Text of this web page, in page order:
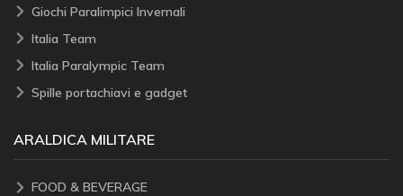
Giochi Paralimpici Invernali
Italia Team
Italia Paralympic Team
Spille portachiavi e gadget
ARALDICA MILITARE
FOOD & BEVERAGE